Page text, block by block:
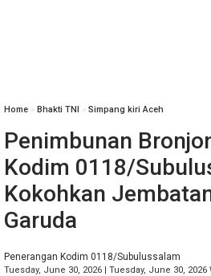
Home » Bhakti TNI » Simpang kiri Aceh
Penimbunan
Kodim 0118/
Kokohkan
Garuda
Penerangan Kodim 0118/Subulussalam
Tuesday, June 30, 2026 | Tuesday, June 30, 2026